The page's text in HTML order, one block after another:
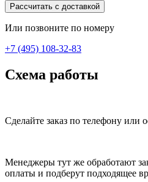
Рассчитать с доставкой
Или позвоните по номеру
+7 (495) 108-32-83
Схема работы
Сделайте заказ по телефону или
Менеджеры тут же обработают
оплаты и подберут подходящее